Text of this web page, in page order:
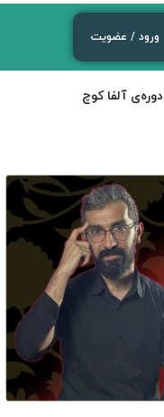
ورود / عضویت
دوره‌ی آلفا کوچ